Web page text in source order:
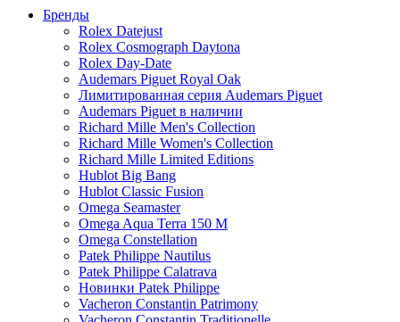
Бренды
Rolex Datejust
Rolex Cosmograph Daytona
Rolex Day-Date
Audemars Piguet Royal Oak
Лимитированная серия Audemars Piguet
Audemars Piguet в наличии
Richard Mille Men's Collection
Richard Mille Women's Collection
Richard Mille Limited Editions
Hublot Big Bang
Hublot Classic Fusion
Omega Seamaster
Omega Aqua Terra 150 M
Omega Constellation
Patek Philippe Nautilus
Patek Philippe Calatrava
Новинки Patek Philippe
Vacheron Constantin Patrimony